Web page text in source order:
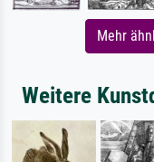
Mehr
Weitere